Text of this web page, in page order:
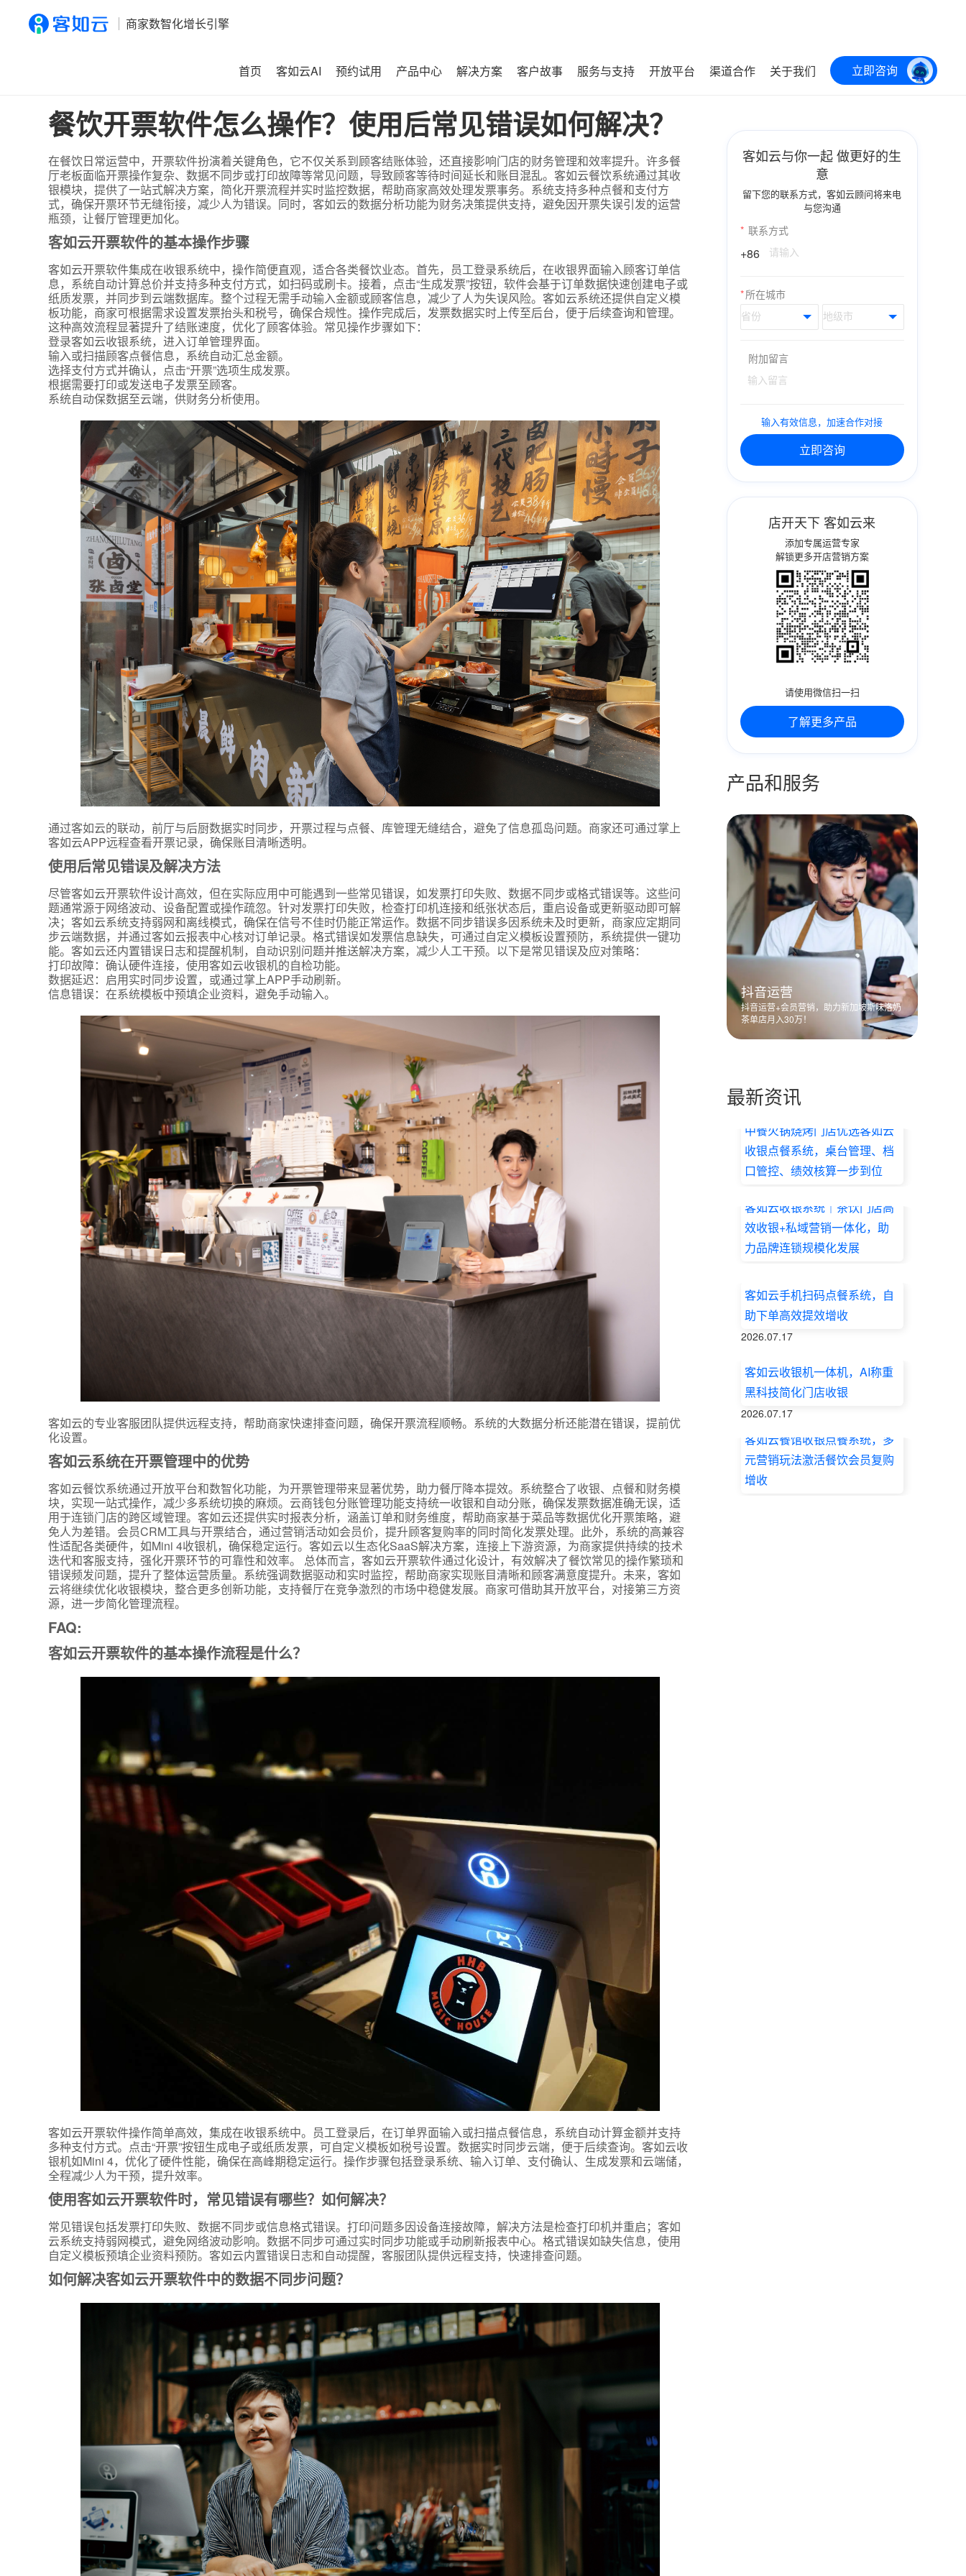
商家数智化增长引擎
首页 客如云AI 预约试用 产品中心 解决方案 客户故事 服务与支持 开放平台 渠道合作 关于我们 立即咨询
餐饮开票软件怎么操作？使用后常见错误如何解决？
在餐饮日常运营中，开票软件扮演着关键角色，它不仅关系到顾客结账体验，还直接影响门店的财务管理和效率提升。许多餐
厅老板面临开票操作复杂、数据不同步或打印故障等常见问题，导致顾客等待时间延长和账目混乱。客如云餐饮系统通过其收
银模块，提供了一站式解决方案，简化开票流程并实时监控数据，帮助商家高效处理发票事务。系统支持多种点餐和支付方
式，确保开票环节无缝衔接，减少人为错误。同时，客如云的数据分析功能为财务决策提供支持，避免因开票失误引发的运营
瓶颈，让餐厅管理更加化。
客如云开票软件的基本操作步骤
客如云开票软件集成在收银系统中，操作简便直观，适合各类餐饮业态。首先，员工登录系统后，在收银界面输入顾客订单信
息，系统自动计算总价并支持多种支付方式，如扫码或刷卡。接着，点击“生成发票”按钮，软件会基于订单数据快速创建电子或
纸质发票，并同步到云端数据库。整个过程无需手动输入金额或顾客信息，减少了人为失误风险。客如云系统还提供自定义模
板功能，商家可根据需求设置发票抬头和税号，确保合规性。操作完成后，发票数据实时上传至后台，便于后续查询和管理。
这种高效流程显著提升了结账速度，优化了顾客体验。常见操作步骤如下：
登录客如云收银系统，进入订单管理界面。
输入或扫描顾客点餐信息，系统自动汇总金额。
选择支付方式并确认，点击“开票”选项生成发票。
根据需要打印或发送电子发票至顾客。
系统自动保数据至云端，供财务分析使用。
通过客如云的联动，前厅与后厨数据实时同步，开票过程与点餐、库管理无缝结合，避免了信息孤岛问题。商家还可通过掌上
客如云APP远程查看开票记录，确保账目清晰透明。
使用后常见错误及解决方法
尽管客如云开票软件设计高效，但在实际应用中可能遇到一些常见错误，如发票打印失败、数据不同步或格式错误等。这些问
题通常源于网络波动、设备配置或操作疏忽。针对发票打印失败，检查打印机连接和纸张状态后，重启设备或更新驱动即可解
决；客如云系统支持弱网和离线模式，确保在信号不佳时仍能正常运作。数据不同步错误多因系统未及时更新，商家应定期同
步云端数据，并通过客如云报表中心核对订单记录。格式错误如发票信息缺失，可通过自定义模板设置预防，系统提供一键功
能。客如云还内置错误日志和提醒机制，自动识别问题并推送解决方案，减少人工干预。以下是常见错误及应对策略：
打印故障：确认硬件连接，使用客如云收银机的自检功能。
数据延迟：启用实时同步设置，或通过掌上APP手动刷新。
信息错误：在系统模板中预填企业资料，避免手动输入。
客如云的专业客服团队提供远程支持，帮助商家快速排查问题，确保开票流程顺畅。系统的大数据分析还能潜在错误，提前优
化设置。
客如云系统在开票管理中的优势
客如云餐饮系统通过开放平台和数智化功能，为开票管理带来显著优势，助力餐厅降本提效。系统整合了收银、点餐和财务模
块，实现一站式操作，减少多系统切换的麻烦。云商钱包分账管理功能支持统一收银和自动分账，确保发票数据准确无误，适
用于连锁门店的跨区域管理。客如云还提供实时报表分析，涵盖订单和财务维度，帮助商家基于菜品等数据优化开票策略，避
免人为差错。会员CRM工具与开票结合，通过营销活动如会员价，提升顾客复购率的同时简化发票处理。此外，系统的高兼容
性适配各类硬件，如Mini 4收银机，确保稳定运行。客如云以生态化SaaS解决方案，连接上下游资源，为商家提供持续的技术
迭代和客服支持，强化开票环节的可靠性和效率。 总体而言，客如云开票软件通过化设计，有效解决了餐饮常见的操作繁琐和
错误频发问题，提升了整体运营质量。系统强调数据驱动和实时监控，帮助商家实现账目清晰和顾客满意度提升。未来，客如
云将继续优化收银模块，整合更多创新功能，支持餐厅在竞争激烈的市场中稳健发展。商家可借助其开放平台，对接第三方资
源，进一步简化管理流程。
FAQ:
客如云开票软件的基本操作流程是什么？
客如云开票软件操作简单高效，集成在收银系统中。员工登录后，在订单界面输入或扫描点餐信息，系统自动计算金额并支持
多种支付方式。点击“开票”按钮生成电子或纸质发票，可自定义模板如税号设置。数据实时同步云端，便于后续查询。客如云收
银机如Mini 4，优化了硬件性能，确保在高峰期稳定运行。操作步骤包括登录系统、输入订单、支付确认、生成发票和云端储，
全程减少人为干预，提升效率。
使用客如云开票软件时，常见错误有哪些？如何解决？
常见错误包括发票打印失败、数据不同步或信息格式错误。打印问题多因设备连接故障，解决方法是检查打印机并重启；客如
云系统支持弱网模式，避免网络波动影响。数据不同步可通过实时同步功能或手动刷新报表中心。格式错误如缺失信息，使用
自定义模板预填企业资料预防。客如云内置错误日志和自动提醒，客服团队提供远程支持，快速排查问题。
如何解决客如云开票软件中的数据不同步问题？
客如云与你一起 做更好的生
意
留下您的联系方式，客如云顾问将来电
与您沟通
* 联系方式
+86
*所在城市
附加留言
输入有效信息，加速合作对接
立即咨询
店开天下 客如云来
添加专属运营专家
解锁更多开店营销方案
请使用微信扫一扫
了解更多产品
产品和服务
抖音运营
抖音运营+会员营销，助力新加坡斯味洛奶
茶单店月入30万！
最新资讯
中餐火锅烧烤门店优选客如云
收银点餐系统，桌台管理、档
口管控、绩效核算一步到位
客如云收银系统｜茶饮门店高
效收银+私域营销一体化，助
力品牌连锁规模化发展
客如云手机扫码点餐系统，自
助下单高效提效增收
2026.07.17
客如云收银机一体机，AI称重
黑科技简化门店收银
2026.07.17
客如云餐馆收银点餐系统，多
元营销玩法激活餐饮会员复购
增收
* 所属业态
*我的姓名
预约试用